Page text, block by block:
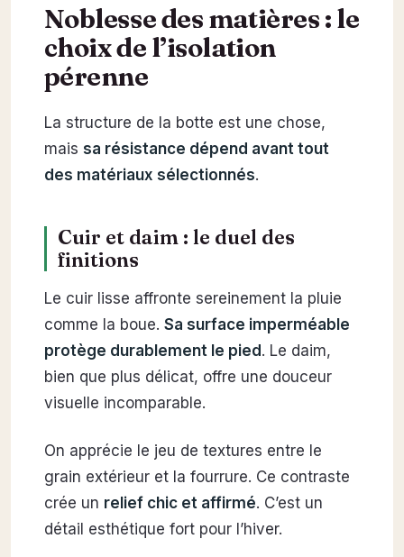
Noblesse des matières : le
choix de l’isolation
pérenne
La structure de la botte est une chose,
mais sa résistance dépend avant tout
des matériaux sélectionnés.
Cuir et daim : le duel des
finitions
Le cuir lisse affronte sereinement la pluie
comme la boue. Sa surface imperméable
protège durablement le pied. Le daim,
bien que plus délicat, offre une douceur
visuelle incomparable.
On apprécie le jeu de textures entre le
grain extérieur et la fourrure. Ce contraste
crée un relief chic et affirmé. C’est un
détail esthétique fort pour l’hiver.